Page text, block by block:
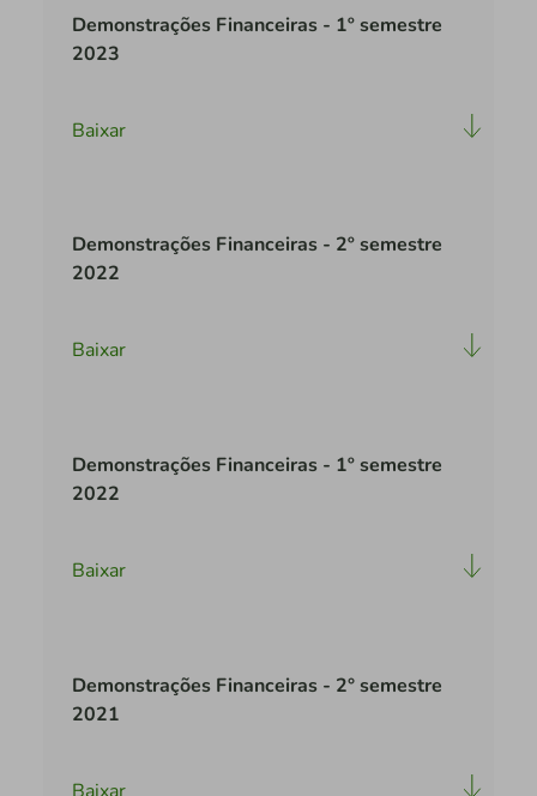
Demonstrações Financeiras - 1º semestre
2023
Baixar
Demonstrações Financeiras - 2º semestre
2022
Baixar
Demonstrações Financeiras - 1º semestre
2022
Baixar
Demonstrações Financeiras - 2° semestre
2021
Baixar